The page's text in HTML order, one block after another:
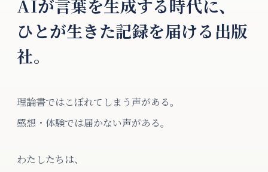
AIが言葉を生成する時代に、
ひとが生きた記録を届ける出版
社。
理論書ではこぼれてしまう声がある。
感想・体験では届かない声がある。
わたしたちは、